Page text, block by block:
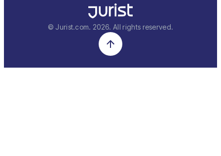
© Jurist.com. 2026. All rights reserved.